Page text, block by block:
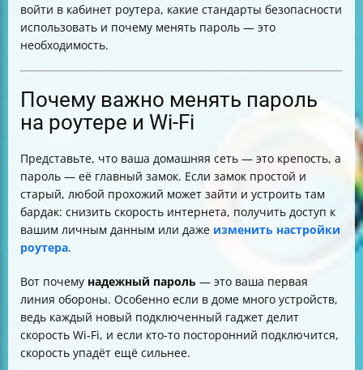
войти в кабинет роутера, какие стандарты безопасности
использовать и почему менять пароль — это
необходимость.
Почему важно менять пароль
на роутере и Wi-Fi
Представьте, что ваша домашняя сеть — это крепость, а
пароль — её главный замок. Если замок простой и
старый, любой прохожий может зайти и устроить там
бардак: снизить скорость интернета, получить доступ к
вашим личным данным или даже изменить настройки
роутера.
Вот почему надежный пароль — это ваша первая
линия обороны. Особенно если в доме много устройств,
ведь каждый новый подключенный гаджет делит
скорость Wi-Fi, и если кто-то посторонний подключится,
скорость упадёт ещё сильнее.